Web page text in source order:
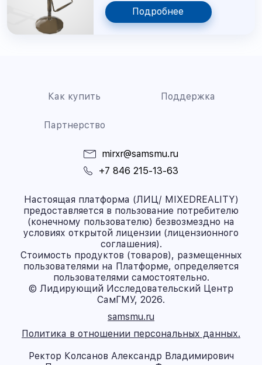
Подробнее
Как купить Поддержка
Партнерство
mirxr@samsmu.ru
+7 846 215-13-63
Настоящая платформа (ЛИЦ/ MIXEDREALITY)
предоставляется в пользование потребителю
(конечному пользователю) безвозмездно на
условиях открытой лицензии (лицензионного
соглашения).
Стоимость продуктов (товаров), размещенных
пользователями на Платформе, определяется
пользователями самостоятельно.
© Лидирующий Исследовательский Центр
СамГМУ, 2026.
samsmu.ru
Политика в отношении персональных данных.
Ректор Колсанов Александр Владимирович